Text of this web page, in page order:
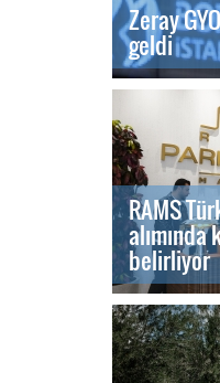
Zeray
geldi
RAMS
belirliyor